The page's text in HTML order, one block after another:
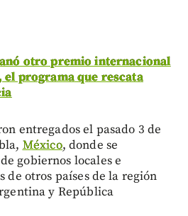
otro premio internacional
el programa que rescata
entregados el pasado 3 de
México, donde se
gobiernos locales e
de otros países de la región
y República